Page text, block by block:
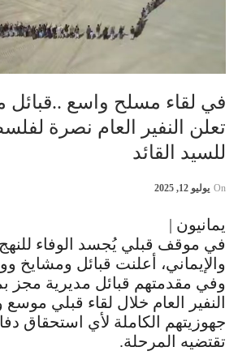
في لقاء مسلح واسع
تعلن النفير العام نصرة
للسيد القائد
On يوليو 12, 2025
يمانيون |
في موقف قبلي يُجسد الوفاء
والإيماني، أعلنت قبائل ومشايخ
وفي مقدمتهم قبائل مديرية مجز
النفير العام خلال لقاء قبلي
جهوزيتهم الكاملة لأي استحقاق
تقتضيه المرحلة.